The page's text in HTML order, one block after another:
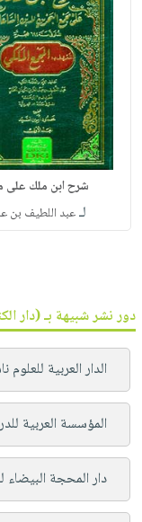
شرح ابن ملك على
لـعبد اللطيف بن
دور نشر شبيهة بـ (دار
الدار العربية للعلوم
المؤسسة العربية
دار المحجة البيضاء